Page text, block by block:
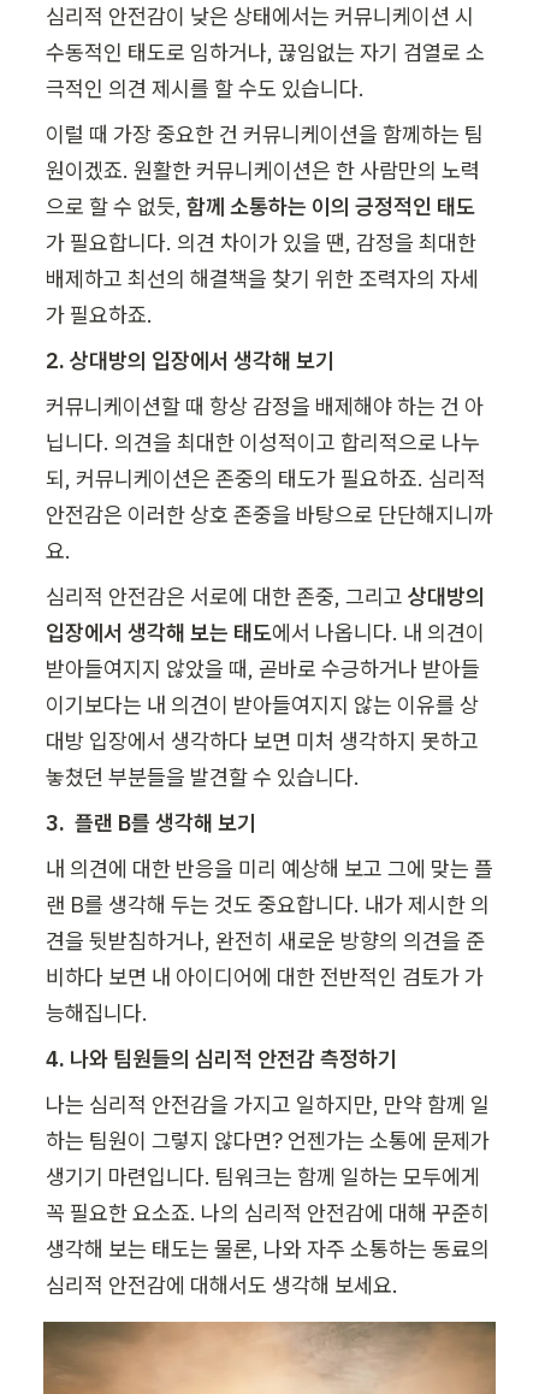
심리적 안전감이 낮은 상태에서는 커뮤니케이션 시
수동적인 태도로 임하거나, 끊임없는 자기 검열로 소
극적인 의견 제시를 할 수도 있습니다.
이럴 때 가장 중요한 건 커뮤니케이션을 함께하는 팀
원이겠죠. 원활한 커뮤니케이션은 한 사람만의 노력
으로 할 수 없듯, 함께 소통하는 이의 긍정적인 태도
가 필요합니다. 의견 차이가 있을 땐, 감정을 최대한
배제하고 최선의 해결책을 찾기 위한 조력자의 자세
가 필요하죠.
2. 상대방의 입장에서 생각해 보기
커뮤니케이션할 때 항상 감정을 배제해야 하는 건 아
닙니다. 의견을 최대한 이성적이고 합리적으로 나누
되, 커뮤니케이션은 존중의 태도가 필요하죠. 심리적
안전감은 이러한 상호 존중을 바탕으로 단단해지니까
요.
심리적 안전감은 서로에 대한 존중, 그리고 상대방의
입장에서 생각해 보는 태도에서 나옵니다. 내 의견이
받아들여지지 않았을 때, 곧바로 수긍하거나 받아들
이기보다는 내 의견이 받아들여지지 않는 이유를 상
대방 입장에서 생각하다 보면 미처 생각하지 못하고
놓쳤던 부분들을 발견할 수 있습니다.
3.  플랜 B를 생각해 보기
내 의견에 대한 반응을 미리 예상해 보고 그에 맞는 플
랜 B를 생각해 두는 것도 중요합니다. 내가 제시한 의
견을 뒷받침하거나, 완전히 새로운 방향의 의견을 준
비하다 보면 내 아이디어에 대한 전반적인 검토가 가
능해집니다.
4. 나와 팀원들의 심리적 안전감 측정하기
나는 심리적 안전감을 가지고 일하지만, 만약 함께 일
하는 팀원이 그렇지 않다면? 언젠가는 소통에 문제가
생기기 마련입니다. 팀워크는 함께 일하는 모두에게
꼭 필요한 요소죠. 나의 심리적 안전감에 대해 꾸준히
생각해 보는 태도는 물론, 나와 자주 소통하는 동료의
심리적 안전감에 대해서도 생각해 보세요.